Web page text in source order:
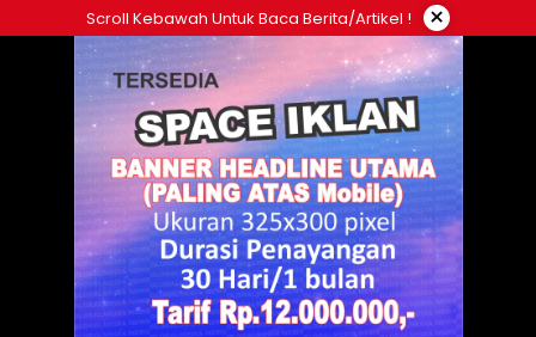
ke
Scroll Kebawah Untuk Baca Berita/artikel ! ×